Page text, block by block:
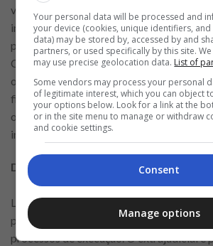
veículo permanece alienado ao banco. Em
inadimplência, a instituição pode retomar
previsto contratualmente. Comparar
Custo Efetivo Total para compreender o
operação. Essa informação auxilia na
financeira e na escolha da proposta mais
orçamento do comprador, evitando
incompatíveis com sua capacidade de
Diferença entre leilão judicial e
Leilões podem ser judiciais ou
por determinação da Justiça, geralmente
processos de execução. O extrajudicial é
Your personal data will be processed and
your device (cookies, unique identifiers,
data) may be stored by, accessed by and
partners, or used specifically by this site.
may use precise geolocation data. List of
Some vendors may process your personal
of legitimate interest, which you can object
your options below. Look for a link at the
or in the site menu to manage or withdraw
and cookie settings.
Consent
Manage options